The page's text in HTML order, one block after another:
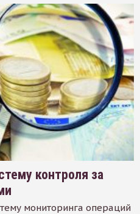
контроля за
мониторинга операций